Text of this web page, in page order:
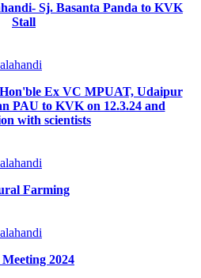
Sj. Basanta Panda to KVK
Stall
Ex VC MPUAT, Udaipur
PAU to KVK on 12.3.24 and
with scientists
Farming
2024